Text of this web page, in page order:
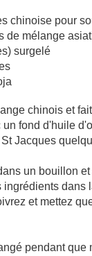
chinoise pour
de mélange
surgelé
chinois et
fond d'huile
Jacques
un bouillon et
ingrédients dans
et mettez
pendant que